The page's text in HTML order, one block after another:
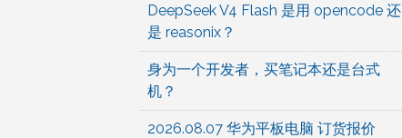
DeepSeek V4 Flash 是用 opencode 还
是 reasonix？
身为一个开发者，买笔记本还是台式
机？
2026.08.07 华为平板电脑 订货报价